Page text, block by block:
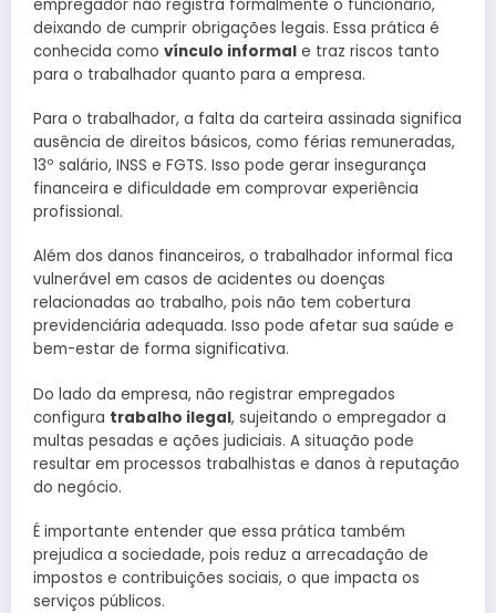
empregador não registra formalmente o funcionário,
deixando de cumprir obrigações legais. Essa prática é
conhecida como vínculo informal e traz riscos tanto
para o trabalhador quanto para a empresa.
Para o trabalhador, a falta da carteira assinada significa
ausência de direitos básicos, como férias remuneradas,
13º salário, INSS e FGTS. Isso pode gerar insegurança
financeira e dificuldade em comprovar experiência
profissional.
Além dos danos financeiros, o trabalhador informal fica
vulnerável em casos de acidentes ou doenças
relacionadas ao trabalho, pois não tem cobertura
previdenciária adequada. Isso pode afetar sua saúde e
bem-estar de forma significativa.
Do lado da empresa, não registrar empregados
configura trabalho ilegal, sujeitando o empregador a
multas pesadas e ações judiciais. A situação pode
resultar em processos trabalhistas e danos à reputação
do negócio.
É importante entender que essa prática também
prejudica a sociedade, pois reduz a arrecadação de
impostos e contribuições sociais, o que impacta os
serviços públicos.